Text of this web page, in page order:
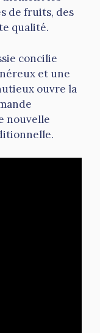
de fruits, des
qualité.
concilie
et une
ouvre la
nouvelle